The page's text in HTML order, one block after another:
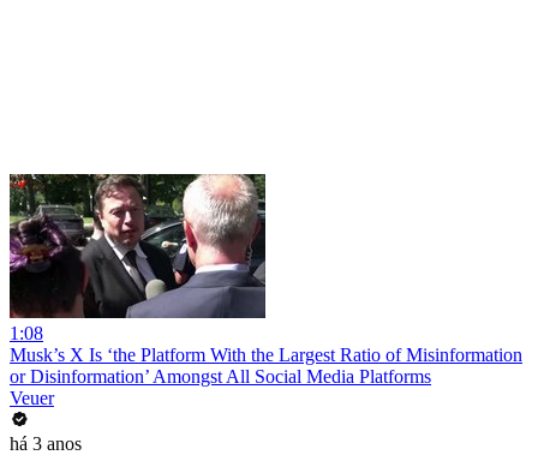
1:08
Musk’s X Is ‘the Platform With the Largest Ratio of Misinformation
or Disinformation’ Amongst All Social Media Platforms
Veuer
há 3 anos